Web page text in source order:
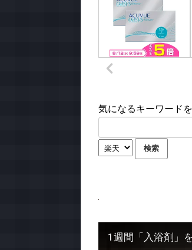
気になるキーワード
1週間「入浴剤」